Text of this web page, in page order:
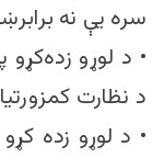
سره یې نه
• د لوړو
د نظارت
• د لوړو زده